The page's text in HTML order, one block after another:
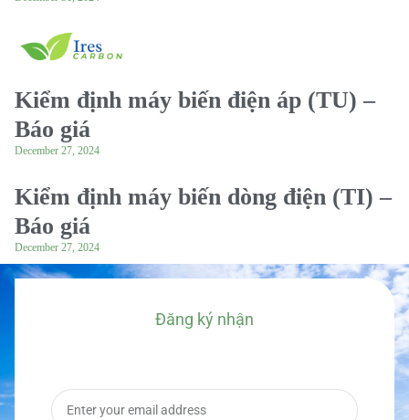
Kiểm định máy biến điện áp (TU) –
Báo giá
December 27, 2024
Kiểm định máy biến dòng điện (TI) –
Báo giá
December 27, 2024
Đăng ký nhận